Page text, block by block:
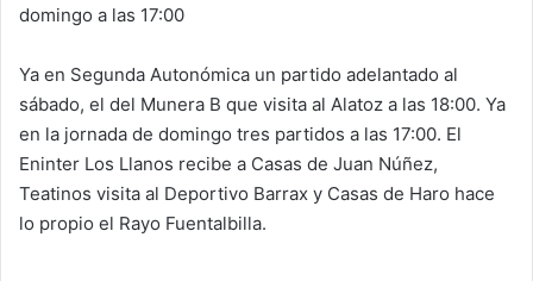
domingo a las 17:00
Ya en Segunda Autonómica un partido adelantado al
sábado, el del Munera B que visita al Alatoz a las 18:00. Ya
en la jornada de domingo tres partidos a las 17:00. El
Eninter Los Llanos recibe a Casas de Juan Núñez,
Teatinos visita al Deportivo Barrax y Casas de Haro hace
lo propio el Rayo Fuentalbilla.